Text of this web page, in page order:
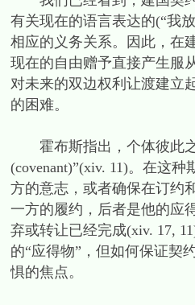
有关现在的语言表达的(“
相应的义务关系。因此，在
现在的自由赠予直接产生服
对未来的双边权利让渡建立
的困难。
霍布斯指出，个体彼此之
(covenant)”(xiv. 11)。在这
方的意志，或者确保在订约
一方的履约，后者是他的应
弃或转让已经完成(xiv. 17,
的“应得物”，但如何保证契
惧的焦点。